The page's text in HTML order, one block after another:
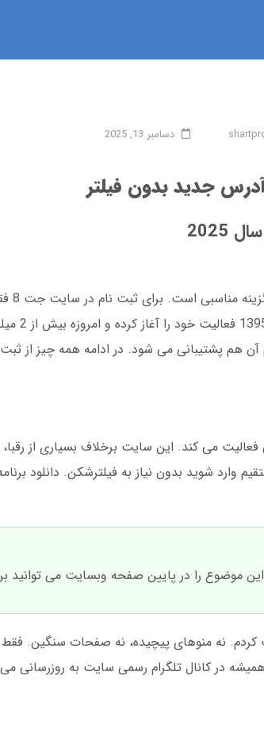
دسامبر 13, 2025
اگر
آدرس جدید جت 8
آن هم پشتیبانی می شود. در ادامه همه چیز از
می کند. این سایت برخلاف بسیاری از
8 شدم، از سادگی آن تعجب کردم. نه منوهای پیچیده، نه صفحات